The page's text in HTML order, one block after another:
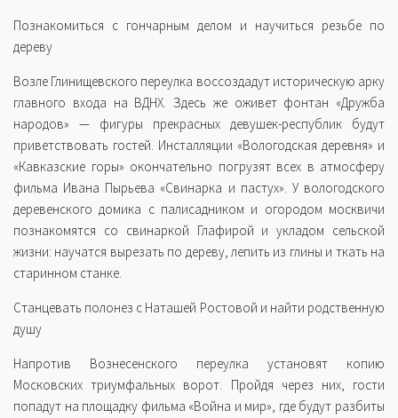
Познакомиться с гончарным делом и научиться резьбе по
дереву
Возле Глинищевского переулка воссоздадут историческую арку
главного входа на ВДНХ. Здесь же оживет фонтан «Дружба
народов» — фигуры прекрасных девушек-республик будут
приветствовать гостей. Инсталляции «Вологодская деревня» и
«Кавказские горы» окончательно погрузят всех в атмосферу
фильма Ивана Пырьева «Свинарка и пастух». У вологодского
деревенского домика с палисадником и огородом москвичи
познакомятся со свинаркой Глафирой и укладом сельской
жизни: научатся вырезать по дереву, лепить из глины и ткать на
старинном станке.
Станцевать полонез с Наташей Ростовой и найти родственную
душу
Напротив Вознесенского переулка установят копию
Московских триумфальных ворот. Пройдя через них, гости
попадут на площадку фильма «Война и мир», где будут разбиты